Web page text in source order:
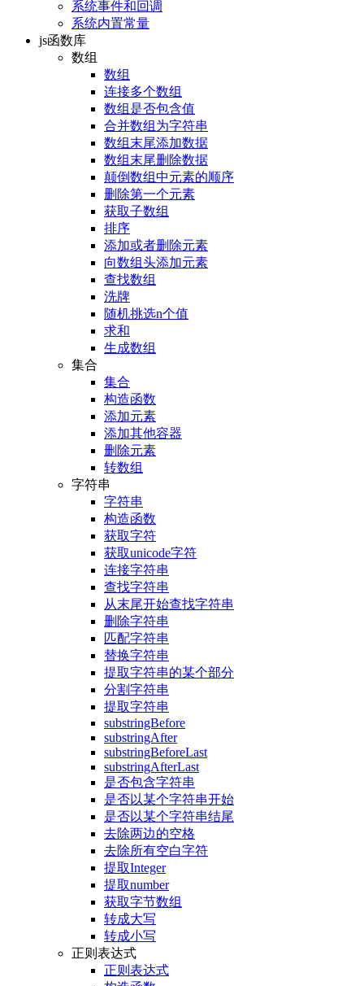
系统事件和回调
系统内置常量
js函数库
数组
数组
连接多个数组
数组是否包含值
合并数组为字符串
数组末尾添加数据
数组末尾删除数据
颠倒数组中元素的顺序
删除第一个元素
获取子数组
排序
添加或者删除元素
向数组头添加元素
查找数组
洗牌
随机挑选n个值
求和
生成数组
集合
集合
构造函数
添加元素
添加其他容器
删除元素
转数组
字符串
字符串
构造函数
获取字符
获取unicode字符
连接字符串
查找字符串
从末尾开始查找字符串
删除字符串
匹配字符串
替换字符串
提取字符串的某个部分
分割字符串
提取字符串
substringBefore
substringAfter
substringBeforeLast
substringAfterLast
是否包含字符串
是否以某个字符串开始
是否以某个字符串结尾
去除两边的空格
去除所有空白字符
提取Integer
提取number
获取字节数组
转成大写
转成小写
正则表达式
正则表达式